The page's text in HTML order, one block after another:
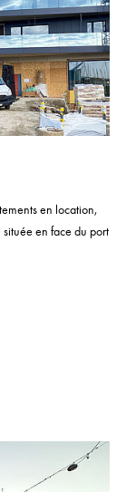
en location,
en face du port